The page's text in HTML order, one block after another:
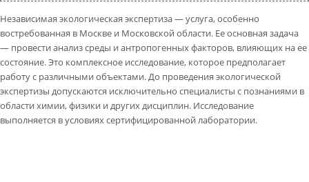
Независимая экологическая экспертиза — услуга, особенно
востребованная в Москве и Московской области. Ее основная задача
— провести анализ среды и антропогенных факторов, влияющих на ее
состояние. Это комплексное исследование, которое предполагает
работу с различными объектами. До проведения экологической
экспертизы допускаются исключительно специалисты с познаниями в
области химии, физики и других дисциплин. Исследование
выполняется в условиях сертифицированной лаборатории.